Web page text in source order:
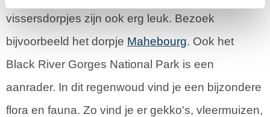
vissersdorpjes zijn ook erg leuk. Bezoek
bijvoorbeeld het dorpje Mahebourg. Ook het
Black River Gorges National Park is een
aanrader. In dit regenwoud vind je een bijzondere
flora en fauna. Zo vind je er gekko's, vleermuizen,